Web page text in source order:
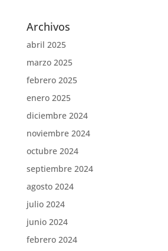
Archivos
abril 2025
marzo 2025
febrero 2025
enero 2025
diciembre 2024
noviembre 2024
octubre 2024
septiembre 2024
agosto 2024
julio 2024
junio 2024
febrero 2024